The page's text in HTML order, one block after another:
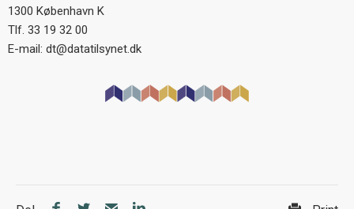
1300 København K
Tlf. 33 19 32 00
E-mail: dt@datatilsynet.dk